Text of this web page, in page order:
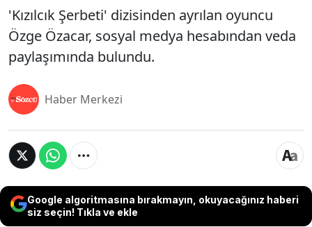
'Kızılcık Şerbeti' dizisinden ayrılan oyuncu
Özge Özacar, sosyal medya hesabından veda
paylaşımında bulundu.
Haber Merkezi
Google algoritmasına bırakmayın, okuyacağınız haberi
siz seçin! Tıkla ve ekle